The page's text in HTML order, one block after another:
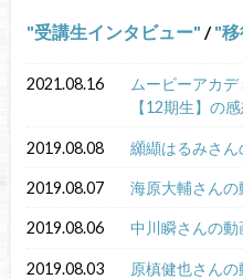
受講生インタビュー /
2021.08.16
ムービーアカ
【12期生】の
2019.08.08 纐纈はるみさ
2019.08.07 海原大輔さん
2019.08.06 中川瞬さんの
2019.08.03 原槙健也さん